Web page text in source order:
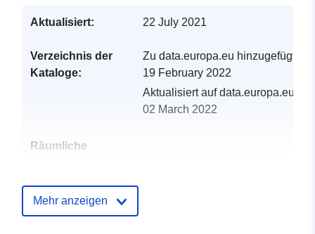
Aktualisiert: 22 July 2021
Verzeichnis der
Kataloge:
Zu data.europa.eu hinzugefügt:
19 February 2022
Aktualisiert auf data.europa.eu:
02 March 2022
Räumliche
Identifikatoren:
Mehr anzeigen